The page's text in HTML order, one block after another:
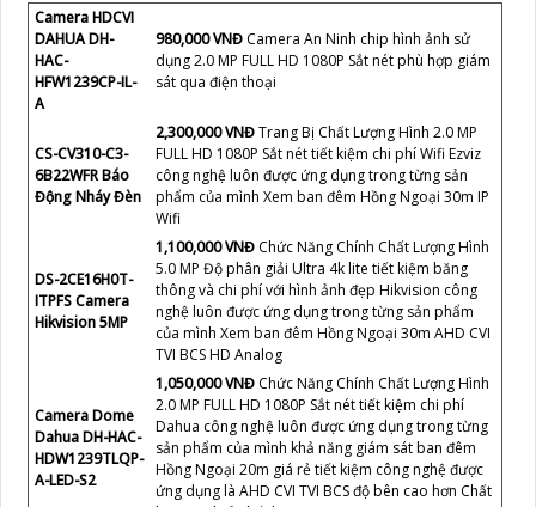
NHỮNG SẢN PHẨM CAMERA BÁN
CHẠY CÓ THỂ THAY THẾ
Camera HDCVI
DAHUA DH-
HAC-
980,000 VNĐCamera An Ninh chip hình ảnh sử
dụng 2.0 MP FULL HD 1080P Sắt nét phù hợp giám
sát qua điện thoại
CS-CV310-C3-
6B22WFR Báo
Động Nháy Đèn
2,300,000 VNĐ Trang Bị Chất Lượng Hình 2.0 MP
FULL HD 1080P Sắt nét tiết kiệm chi phí Wifi Ezviz
công nghệ luôn được ứng dụng trong từng sản
phẩm của mình Xem ban đêm Hồng Ngoại 30m IP
Wifi